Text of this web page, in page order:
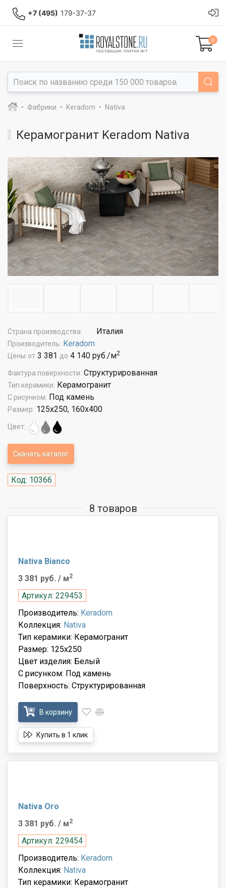
+7 (495) 179-37-37
0
Фабрики Keradom Nativa
Керамогранит Keradom Nativa
Страна производства: Италия
Производитель: Keradom
Цены от 3 381 до 4 140 руб./м2
Фактура поверхности: Структурированная
Тип керамики: Керамогранит
С рисунком: Под камень
Размер: 125x250, 160x400
Цвет:
Скачать каталог
Код: 10366
8 товаров
Nativa Bianco
3 381 руб. / м2
Артикул: 229453
Производитель: Keradom
Коллекция: Nativa
Тип керамики: Керамогранит
Размер: 125x250
Цвет изделия: Белый
С рисунком: Под камень
Поверхность: Структурированная
В корзину
Купить в 1 клик
Nativa Oro
3 381 руб. / м2
Артикул: 229454
Производитель: Keradom
Коллекция: Nativa
Тип керамики: Керамогранит